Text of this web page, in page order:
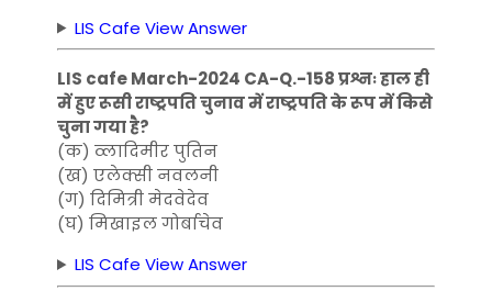
LIS Cafe View Answer
LIS cafe March-2024 CA-Q.-158 प्रश्नः हाल ही
में हुए रूसी राष्ट्रपति चुनाव में राष्ट्रपति के रूप में किसे
चुना गया है?
(क) व्लादिमीर पुतिन
(ख) एलेक्सी नवलनी
(ग) दिमित्री मेदवेदेव
(घ) मिखाइल गोर्बाचेव
LIS Cafe View Answer